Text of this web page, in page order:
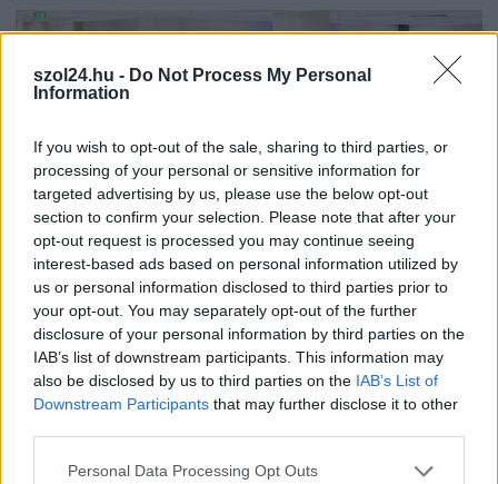
szol24.hu - Do Not Process My Personal
Information
If you wish to opt-out of the sale, sharing to third parties, or
processing of your personal or sensitive information for
targeted advertising by us, please use the below opt-out
section to confirm your selection. Please note that after your
opt-out request is processed you may continue seeing
interest-based ads based on personal information utilized by
us or personal information disclosed to third parties prior to
your opt-out. You may separately opt-out of the further
disclosure of your personal information by third parties on the
IAB’s list of downstream participants. This information may
also be disclosed by us to third parties on the IAB’s List of
Downstream Participants that may further disclose it to other
Please note that this website/app uses one or more Google
Personal Data Processing Opt Outs
2026.08.07. Fazekas Adrián
Az idei év leglassabb növekedését hozta a június a
kiskereskedelemben
Bár a hazai kiskereskedelmi forgalom idén júniusban is
Magyarország